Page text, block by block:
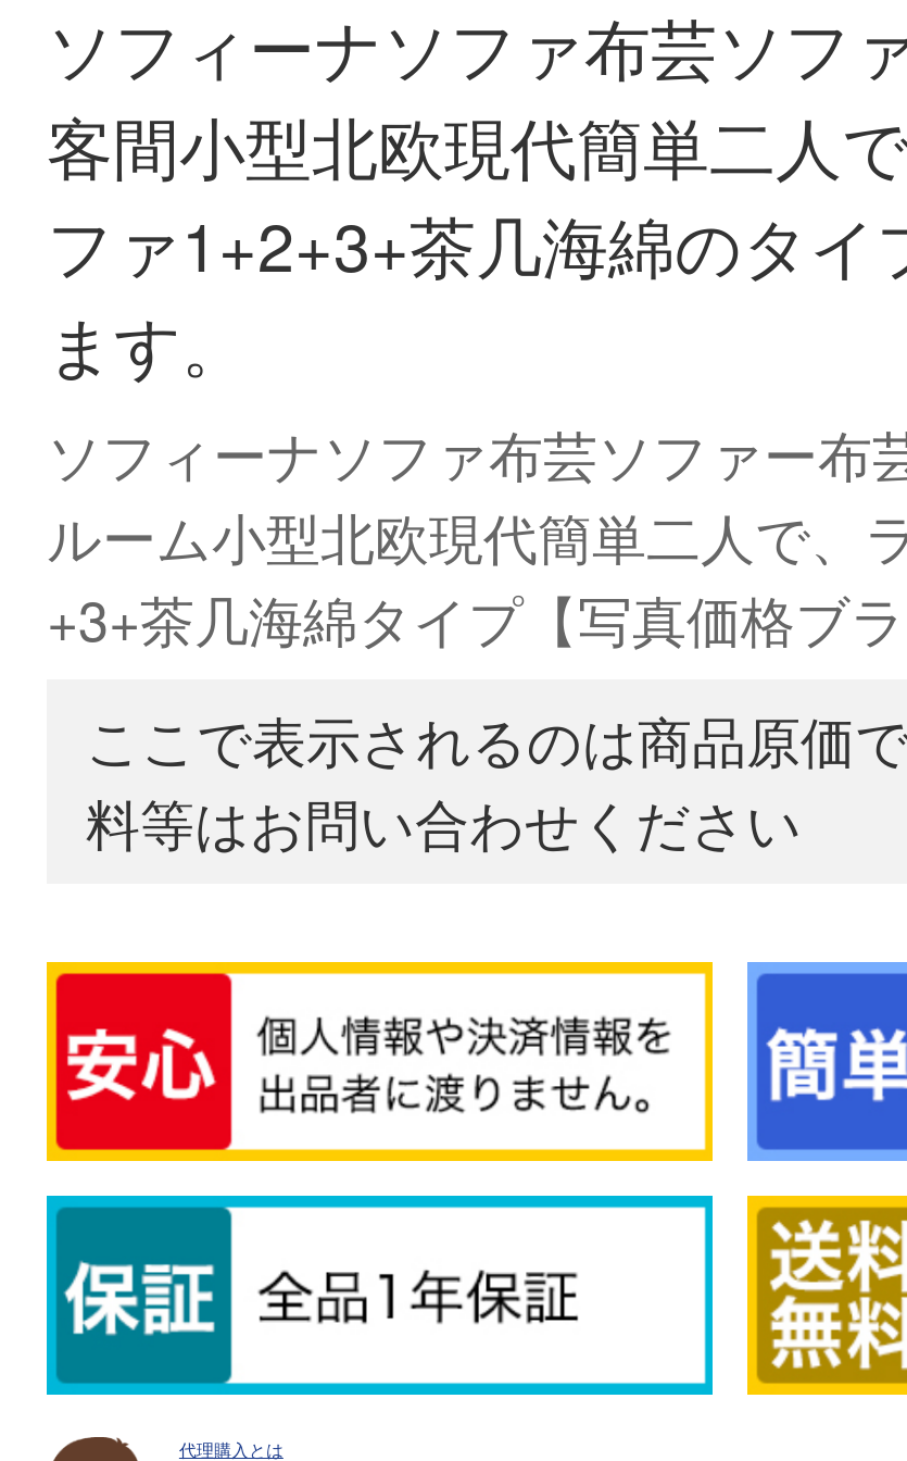
ソフィーナソファ布芸ソフ
客間小型北欧現代簡単二人
ファ1+2+3+茶几海綿のタイ
ます。
ソフィーナソファ布芸ソファー布
ルーム小型北欧現代簡単二人で、
+3+茶几海綿タイプ【写真価格ブ
ここで表示されるのは商品原価
料等はお問い合わせください
代理購入とは